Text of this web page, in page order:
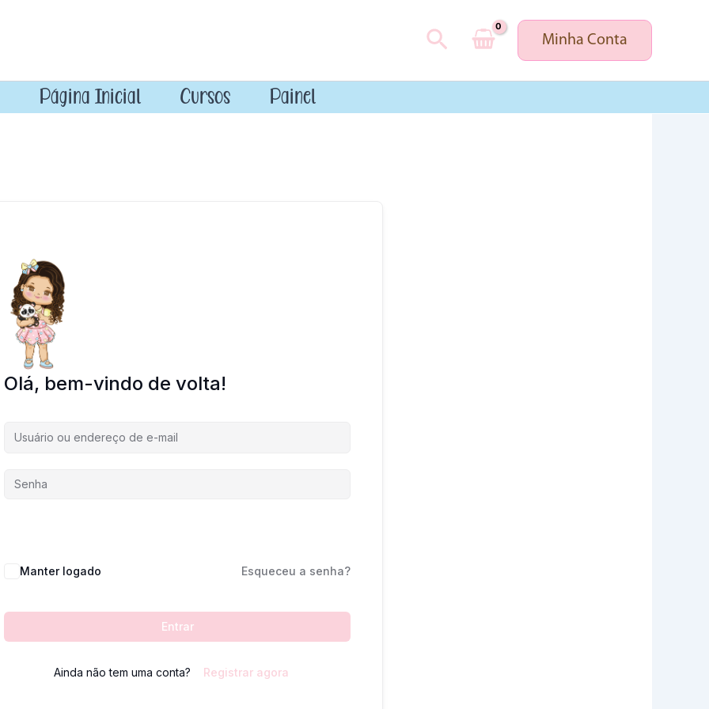
Pesquisar Minha Conta
Página Inicial Cursos Painel
Olá, bem-vindo de volta!
Manter logado Esqueceu a senha?
Entrar
Ainda não tem uma conta? Registrar agora